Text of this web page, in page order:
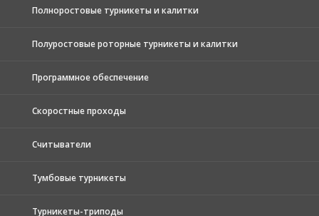
Полноростовые турникеты и калитки
Полуростовые роторные турникеты и калитки
Программное обеспечение
Скоростные проходы
Считыватели
Тумбовые турникеты
Турникеты-триподы